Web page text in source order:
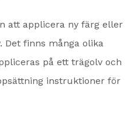
att applicera ny färg eller
Det finns många olika
på ett trägolv och
instruktioner för